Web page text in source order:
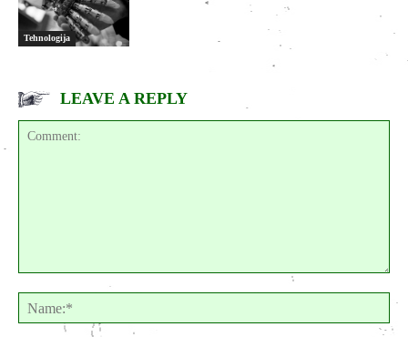
Tehnologija
LEAVE A REPLY